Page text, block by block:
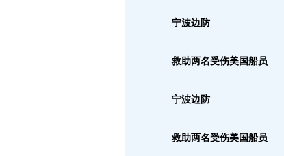
宁波边防
救助两名受伤美国船员
宁波边防
救助两名受伤美国船员